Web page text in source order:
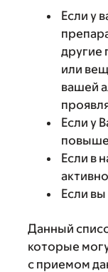
Если у
другие
или
вашей
Если у
Если в
Если
Данный
которые
с приемом